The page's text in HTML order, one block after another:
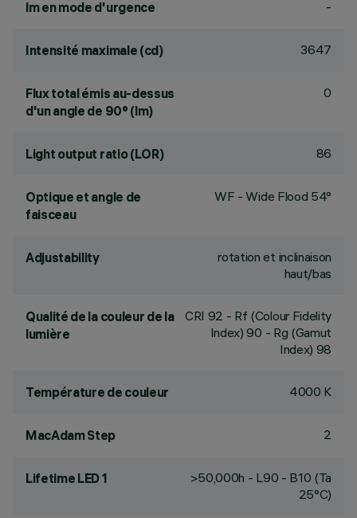
lm en mode d'urgence -
Intensité maximale (cd) 3647
Flux total émis au-dessus
d'un angle de 90° (lm)
0
Light output ratio (LOR) 86
Optique et angle de
faisceau
WF - Wide Flood 54°
Adjustability
rotation et inclinaison
haut/bas
Qualité de la couleur de la
lumière
CRI 92 - Rf (Colour Fidelity
Index) 90 - Rg (Gamut
Index) 98
Température de couleur 4000 K
MacAdam Step 2
Lifetime LED 1
>50,000h - L90 - B10 (Ta
25°C)